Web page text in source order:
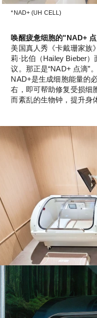
*NAD+ (UH CELL)
唤醒疲惫细胞的"NAD+
美国真人秀《卡戴珊家族
莉·比伯（Hailey Bieber
议。那正是“NAD+ 点滴”。
NAD+是生成细胞能量的
右，即可帮助修复受损细
而紊乱的生物钟，提升身